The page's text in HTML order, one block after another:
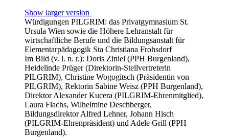
Show larger version
Würdigungen PILGRIM: das Privatgymnasium St.
Ursula Wien sowie die Höhere Lehranstalt für
wirtschaftliche Berufe und die Bildungsanstalt für
Elementarpädagogik Sta Christiana Frohsdorf
Im Bild (v. l. n. r.): Doris Ziniel (PPH Burgenland),
Heidelinde Prüger (Direktorin-Stellvertreterin
PILGRIM), Christine Wogogitsch (Präsidentin von
PILGRIM), Rektorin Sabine Weisz (PPH Burgenland),
Direktor Alexander Kucera (PILGRIM-Ehrenmitglied),
Laura Flachs, Wilhelmine Deschberger,
Bildungsdirektor Alfred Lehner, Johann Hisch
(PILGRIM-Ehrenpräsident) und Adele Grill (PPH
Burgenland).